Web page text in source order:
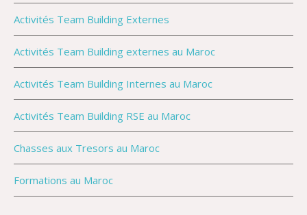
Activités Team Building Externes
Activités Team Building externes au Maroc
Activités Team Building Internes au Maroc
Activités Team Building RSE au Maroc
Chasses aux Tresors au Maroc
Formations au Maroc